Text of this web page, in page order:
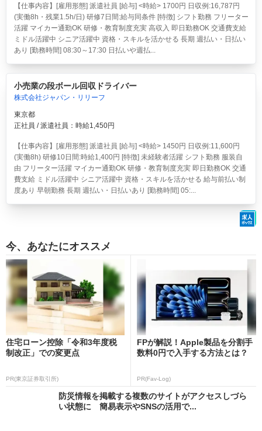
【仕事内容】[雇用形態] 派遣社員 [給与] <時給> 1700円 日収例:16,787円
(実働8h・残業1.5h/日) 研修7日間:給与同条件 [特徴] シフト勤務 フリーター
活躍 マイカー通勤OK 研修・教育制度充実 高収入 即日勤務OK 交通費支給
ミドル活躍中 シニア活躍中 資格・スキルを活かせる 長期 週払い・日払い
あり [勤務時間] 08:30～17:30 日払いや週払...
小売業の段ボール回収ドライバー
株式会社ジャパン・リリーフ
東京都
正社員 / 派遣社員：時給1,450円
【仕事内容】[雇用形態] 派遣社員 [給与] <時給> 1450円 日収例:11,600円
(実働8h) 研修10日間:時給1,400円 [特徴] 未経験者活躍 シフト勤務 服装自
由 フリーター活躍 マイカー通勤OK 研修・教育制度充実 即日勤務OK 交通
費支給 ミドル活躍中 シニア活躍中 資格・スキルを活かせる 給与前払い制
度あり 早朝勤務 長期 週払い・日払いあり [勤務時間] 05:...
今、あなたにオススメ
住宅ローン控除「令和3年度税
制改正」での変更点
PR(東京証券取引所)
FPが解説！Apple製品を分割手
数料0円で入手する方法とは？
PR(Fav-Log)
防災情報を掲載する複数のサイトがアクセスしづら
い状態に 簡易表示やSNSの活用で...